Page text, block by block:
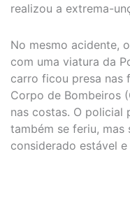
realizou a extrema-
No mesmo acidente,
com uma viatura da
carro ficou presa nas
Corpo de Bombeiros
nas costas. O policial
também se feriu,
considerado estável